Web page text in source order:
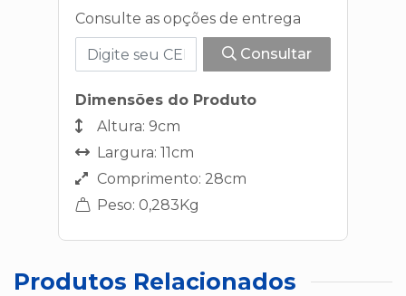
Consulte as opções de entrega
Consultar
Dimensões do Produto
Altura: 9cm
Largura: 11cm
Comprimento: 28cm
Peso: 0,283Kg
Produtos Relacionados